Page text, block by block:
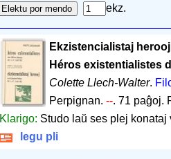
ekz.
Ekzistencialistaj
Héros existentialistes
Colette Llech-Walter.
Perpignan.--.71 paĝoj.
Klarigo: Studo laŭ ses plej
legu pli